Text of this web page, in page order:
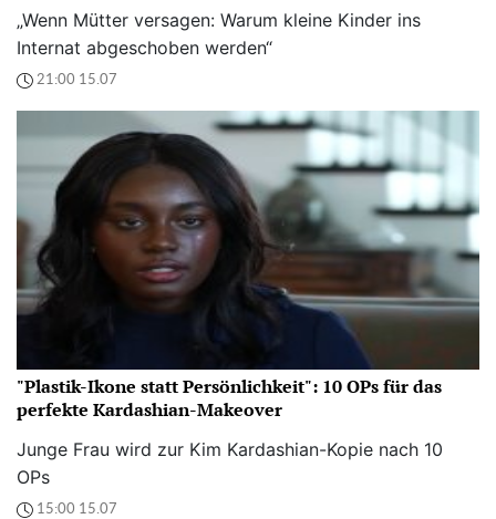
„Wenn Mütter versagen: Warum kleine Kinder ins
Internat abgeschoben werden“
21:00 15.07
"Plastik-Ikone statt Persönlichkeit": 10 OPs für das
perfekte Kardashian-Makeover
Junge Frau wird zur Kim Kardashian-Kopie nach 10
OPs
15:00 15.07